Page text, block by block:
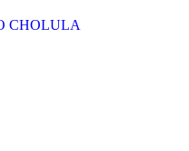
CHOLULA